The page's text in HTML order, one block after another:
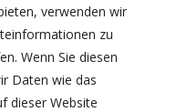
verwenden wir
zu
Wenn Sie diesen
Daten wie das
dieser Website
!
Str. 4, Elgersburg